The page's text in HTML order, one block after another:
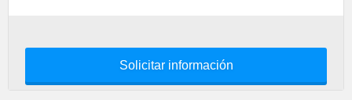
Solicitar información